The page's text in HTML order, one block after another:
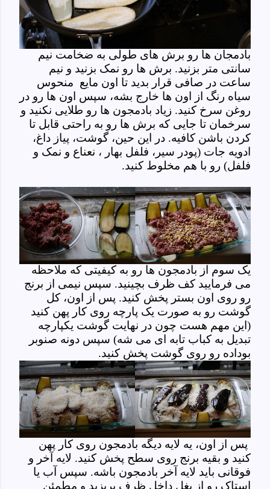
بادمجان ها رو برش های طولی به ضخامت نیم
سانتی متر بزنید. برش ها رو نمک بزنید و نیم
ساعت در صافی قرار بدید تا اون مایع منحوس
سیاه رنگ از اون ها خارج بشه، سپس اون ها رو در
روغن سرخ کنید. زیاد بادمجون ها رو طلایی نکنید و
سرخمان تا جایی که برش ها رو به راحتی قابل تا
کردن باشن کافیه. در این حین، گوشت، پیاز داغ،
ادویه جات (پودر سیر، فلفل بهار ، نعناع و نمک و
فلفل) رو با هم مخلوط کنید.
یک سوم از بادمجون ها رو به کیفیتی که ملاحظه
می فرمایید کف ظرف بچینید. سپس نیمی از برنج
رو روی اون بستر پخش کنید. پس از اون، کل
گوشت رو به صورت یک پارچه روی کار پهن کنید
(این مهم هست چون در نهایت گوشت یکپارچه
تبدیل به کباب تابه ای می شه) سپس دونه صنوبر
بوداده رو روی گوشت پخش کنید.
پس از اون، یه لایه دیگه بادمجون روی کار پهن
کنید و بقیه برنج روی سطح پخش کنید. لایه آخر و
فوقانی باید لایه آخر بادمجون باشه. سپس آب یا
استاک رو از بغل داخل ظرف بریزید و مطمئن